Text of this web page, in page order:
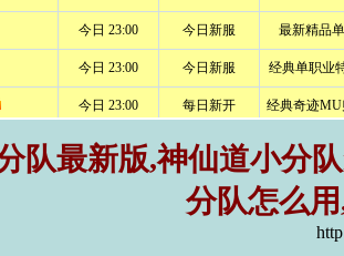
队最新版,神仙道小分
分队怎么